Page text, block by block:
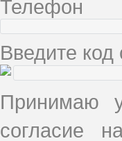
Телефон
Введите код
Принимаю
согласие